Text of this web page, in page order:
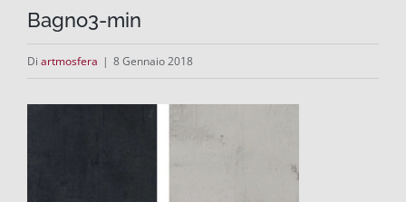
Bagno3-min
Di artmosfera | 8 Gennaio 2018